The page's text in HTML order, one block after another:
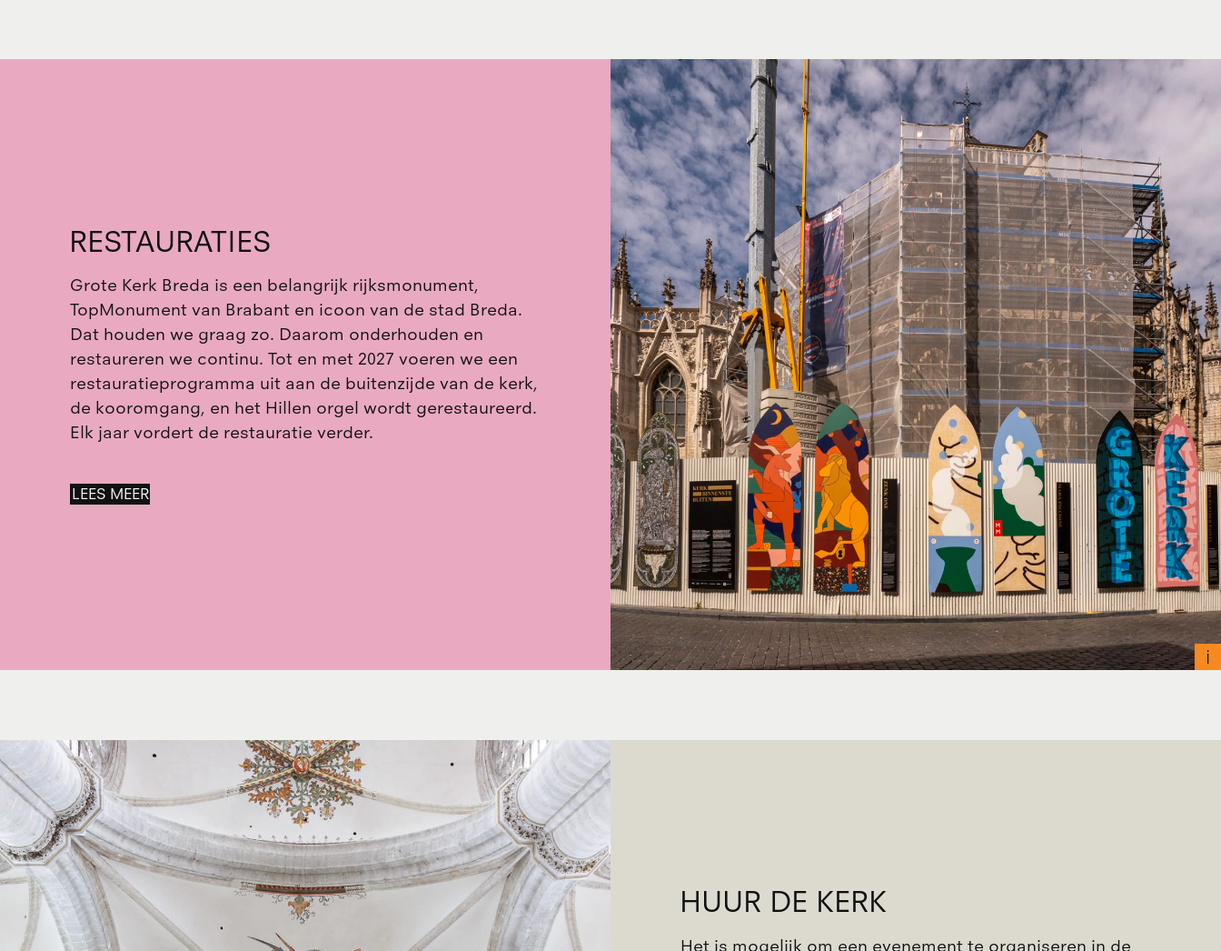
RESTAURATIES
Grote Kerk Breda is een belangrijk rijksmonument,
TopMonument van Brabant en icoon van de stad Breda.
Dat houden we graag zo. Daarom onderhouden en
restaureren we continu. Tot en met 2027 voeren we een
restauratieprogramma uit aan de buitenzijde van de kerk,
de kooromgang, en het Hillen orgel wordt gerestaureerd.
Elk jaar vordert de restauratie verder.
LEES MEER
HUUR DE KERK
Het is mogelijk om een evenement te organiseren in de